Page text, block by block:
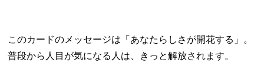
このカードのメッセージは「あなたらしさが開花する」。
普段から人目が気になる人は、きっと解放されます。